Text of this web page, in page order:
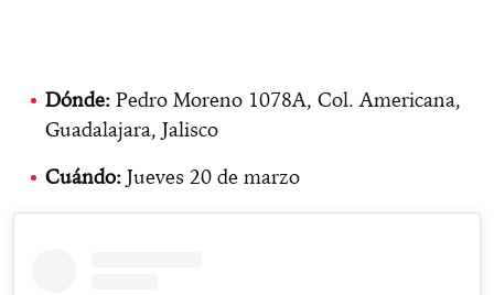
Dónde: Pedro Moreno 1078A, Col. Americana,
Guadalajara, Jalisco
Cuándo: Jueves 20 de marzo